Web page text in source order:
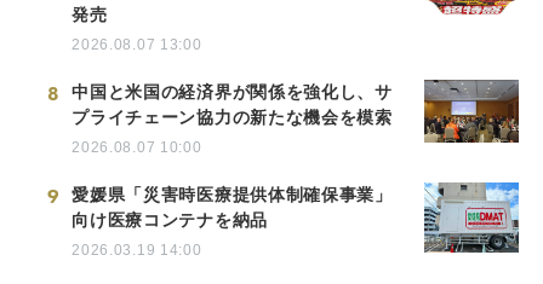
発売
2026.08.07 13:00
8
中国と米国の経済界が関係を強化し、サ
プライチェーン協力の新たな機会を模索
2026.08.07 10:00
9
愛媛県「災害時医療提供体制確保事業」
向け医療コンテナを納品
2026.03.19 14:00